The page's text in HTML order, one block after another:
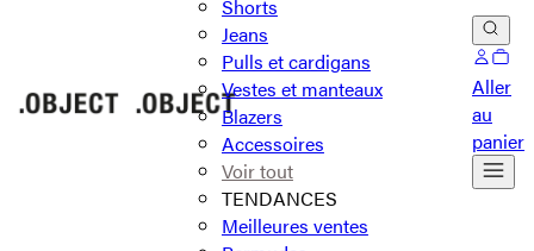
Shorts
Jeans
Pulls et cardigans
Vestes et manteaux
Blazers
Accessoires
Voir tout
TENDANCES
Meilleures ventes
Aller
au
panier